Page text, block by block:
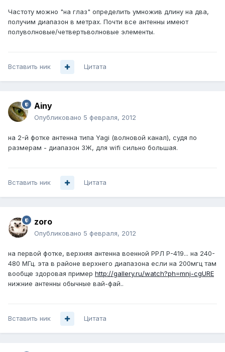
Частоту можно "на глаз" определить умножив длину на два,
получим диапазон в метрах. Почти все антенны имеют
полуволновые/четвертьволновые элементы.
Вставить ник Цитата
Ainy
Опубликовано 5 февраля, 2012
на 2-й фотке антенна типа Yagi (волновой канал), судя по
размерам - диапазон 3Ж, для wifi сильно большая.
Вставить ник Цитата
zoro
Опубликовано 5 февраля, 2012
на первой фотке, верхняя антенна военной РРЛ Р-419... на 240-
480 МГц. эта в районе верхнего диапазона если на 200мгц там
вообще здоровая пример http://gallery.ru/watch?ph=mnj-cgURE
нижние антенны обычные вай-фай..
Вставить ник Цитата